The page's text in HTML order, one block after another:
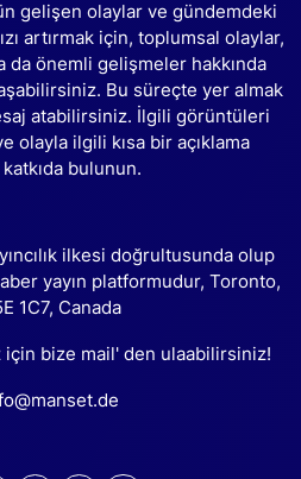
gelişen olaylar ve gündemdeki
artırmak için, toplumsal olaylar,
önemli gelişmeler hakkında
Bu süreçte yer almak
atabilirsiniz. İlgili görüntüleri
olayla ilgili kısa bir açıklama
bulunun.
ilkesi doğrultusunda olup
yayın platformudur, Toronto,
1C7, Canada
bize mail' den ulaabilirsiniz!